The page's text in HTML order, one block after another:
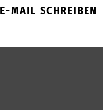
E-MAIL SCHREIBEN